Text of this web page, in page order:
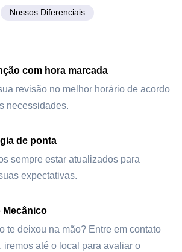
Nossos Diferenciais
com hora marcada
revisão no melhor horário de acordo
necessidades.
de ponta
sempre estar atualizados para
expectativas.
Mecânico
te deixou na mão? Entre em contato
iremos até o local para avaliar o